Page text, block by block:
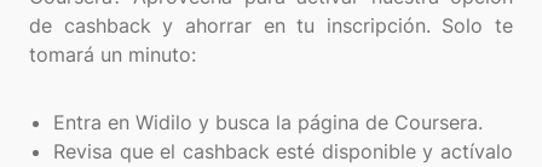
de cashback y ahorrar en tu inscripción. Solo te
tomará un minuto:
Entra en Widilo y busca la página de Coursera.
Revisa que el cashback esté disponible y actívalo